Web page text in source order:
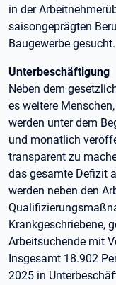
in der
saisongeprägten
Baugewerbe gesucht.
Unterbeschäftigung
Neben dem
es weitere
werden unter dem
und monatlich
transparent zu
das gesamte Defizit
werden neben den
Krankgeschriebene,
Arbeitsuchende mit
Insgesamt 18.902
2025 in